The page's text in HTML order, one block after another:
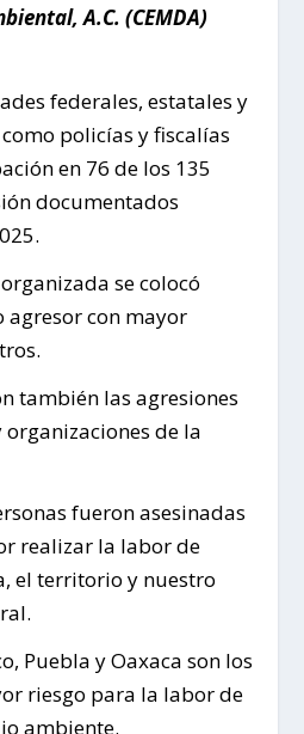
A.C. (CEMDA)
federales, estatales y
policías y fiscalías
en 76 de los 135
documentados
se colocó
agresor con mayor
también las agresiones
de la
fueron asesinadas
realizar la labor de
el territorio y nuestro
Puebla y Oaxaca son los
riesgo para la labor de
ambiente.